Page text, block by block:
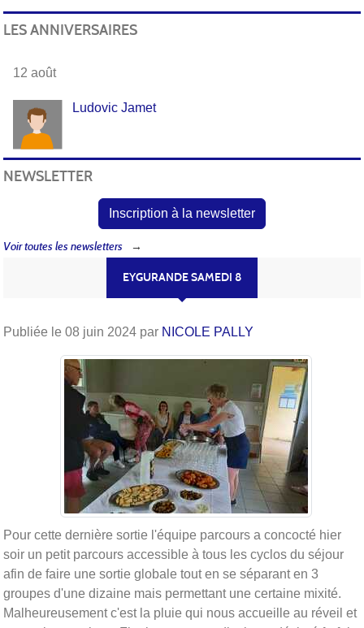
EYGURANDE SAMEDI 8
Publiée le 08 juin 2024 par NICOLE PALLY
Pour cette dernière sortie l'équipe parcours a concocté hier
soir un petit parcours accessible à tous les cyclos du séjour
afin de faire une sortie globale tout en se séparant en 3
groupes d'une dizaine mais permettant une certaine mixité.
Malheureusement c'est la pluie qui nous accueille au réveil et
LES ANNIVERSAIRES
12 août
Ludovic Jamet
NEWSLETTER
Inscription à la newsletter
Voir toutes les newsletters